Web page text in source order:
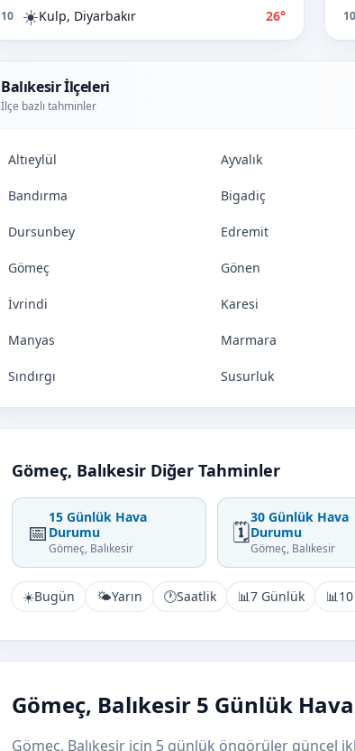
10 ☀️Kulp, Diyarbakır 26° 10
Balıkesir İlçeleri
İlçe bazlı tahminler
Altıeylül Ayvalık
Bandırma Bigadiç
Dursunbey Edremit
Gömeç Gönen
İvrindi Karesi
Manyas Marmara
Sındırgı Susurluk
Gömeç, Balıkesir Diğer Tahminler
📅
15 Günlük Hava
Durumu
Gömeç, Balıkesir
🗓️
30 Günlük Hava
Durumu
Gömeç, Balıkesir
☀️Bugün 🌤️Yarın 🕐Saatlik 📊7 Günlük 📊
Gömeç, Balıkesir 5 Günlük
Gömeç, Balıkesir için 5 günlük öngörüler güncel